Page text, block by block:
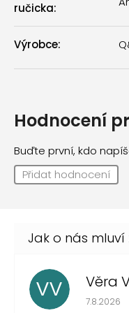
ručicka:
Výrobce:
Hodnocení
Buďte první, kdo
Přidat hodnocení
VV Věra
7.8.2026